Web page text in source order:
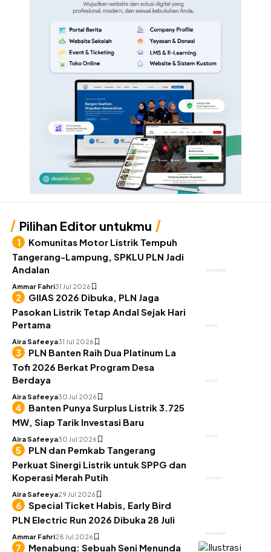
Pilihan Editor untukmu
GAYA HIDUP
Komunitas Motor Listrik Tempuh
Tangerang-Lampung, SPKLU PLN Jadi
Andalan
Ammar Fahri31 Jul 2026
BISNIS
GIIAS 2026 Dibuka, PLN Jaga
Pasokan Listrik Tetap Andal Sejak Hari
Pertama
Aira Safeeya31 Jul 2026
BISNIS
PLN Banten Raih Dua Platinum La
Tofi 2026 Berkat Program Desa
Berdaya
Aira Safeeya30 Jul 2026
BISNIS
Banten Punya Surplus Listrik 3.725
MW, Siap Tarik Investasi Baru
Aira Safeeya30 Jul 2026
UTILITAS
PLN dan Pemkab Tangerang
Perkuat Sinergi Listrik untuk SPPG dan
Koperasi Merah Putih
Aira Safeeya29 Jul 2026
GAYA HIDUP
Special Ticket Habis, Early Bird
PLN Electric Run 2026 Dibuka 28 Juli
Ammar Fahri28 Jul 2026
Menabung: Sebuah Seni Menunda